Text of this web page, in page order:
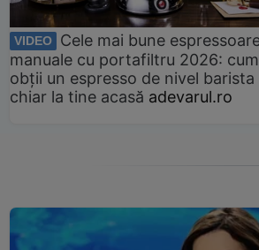
VIDEO
Cele mai bune
manuale cu portafiltru 2026: cum
obții un espresso de nivel barista
chiar la tine acasă adevarul.ro